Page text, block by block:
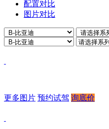
配置对比
图片对比
更多图片 预约试驾 询底价